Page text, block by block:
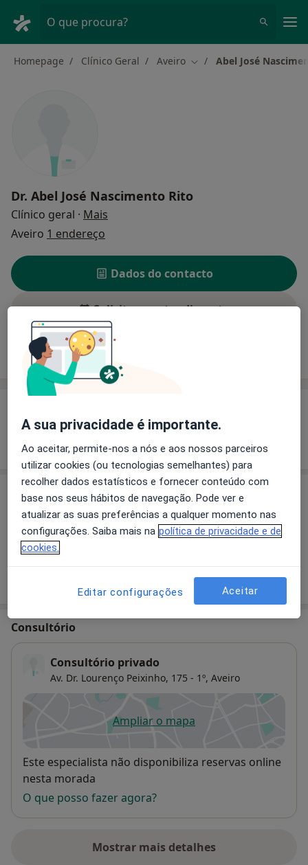
O que procura?
Homepage Clínico Geral Aveiro Mudar de cidade
Abel José
Dr. Abel José Nascimento Rito
Clínico geral · Mais
Aveiro 1 endereço
Dados do contacto
Solicite um atendimento
Experiência
Mostrar mais detalhes
sobre a experiência
Preços
Sem informação sobre serviços e preços
Este especialista ainda não adicionou nenhuma
Consultório
Consultório privado
Av. Dr. Lourenço Peixinho, 175 - 1º, Aveiro
Ampliar o mapaabre num novo separador
Disponibilidade
Este especialista não disponibiliza reservas online
nesta morada
O que posso fazer agora?
Mostrar mais detalhes
sobre o endereço
A sua privacidade é importante.
Ao aceitar, permite-nos a nós e aos nossos parceiros
utilizar cookies (ou tecnologias semelhantes) para
recolher dados estatísticos e fornecer conteúdo com
base nos seus hábitos de navegação. Pode ver e
atualizar as suas preferências a qualquer momento nas
configurações. Saiba mais na política de privacidade e de
cookies.
Editar configurações Aceitar